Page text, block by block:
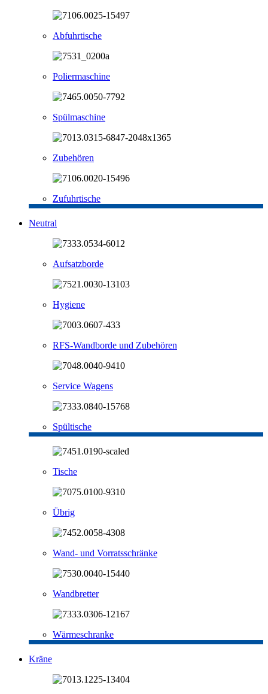
Abfuhrtische
Poliermaschine
Spülmaschine
Zubehören
Zufuhrtische
Neutral
Aufsatzborde
Hygiene
RFS-Wandborde und Zubehören
Service Wagens
Spültische
Tische
Übrig
Wand- und Vorratsschränke
Wandbretter
Wärmeschranke
Kräne